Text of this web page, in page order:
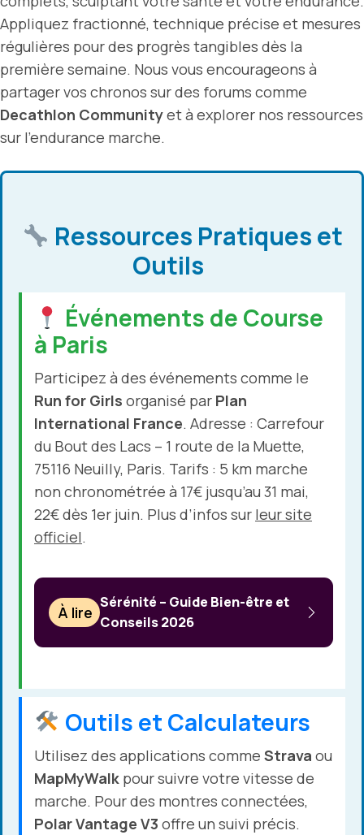
Appliquez fractionné, technique précise et mesures
régulières pour des progrès tangibles dès la
première semaine. Nous vous encourageons à
partager vos chronos sur des forums comme
Decathlon Communityet à explorer nos ressources
sur l’endurance marche.
Ressources Pratiques et
Outils
Événements de Course
à Paris
Participez à des événements comme le
Run for Girls organisé par Plan
International France. Adresse : Carrefour
du Bout des Lacs – 1 route de la Muette,
75116 Neuilly, Paris. Tarifs : 5 km marche
non chronométrée à 17€ jusqu’au 31 mai,
22€ dès 1er juin. Plus d’infos sur leur site
officiel.
À lire
Sérénité – Guide Bien-être et
Conseils 2026
Outils et Calculateurs
Utilisez des applications comme Strava ou
MapMyWalk pour suivre votre vitesse de
marche. Pour des montres connectées,
Polar Vantage V3 offre un suivi précis.